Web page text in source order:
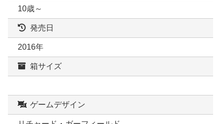
10歳～
発売日
2016年
箱サイズ
ゲームデザイン